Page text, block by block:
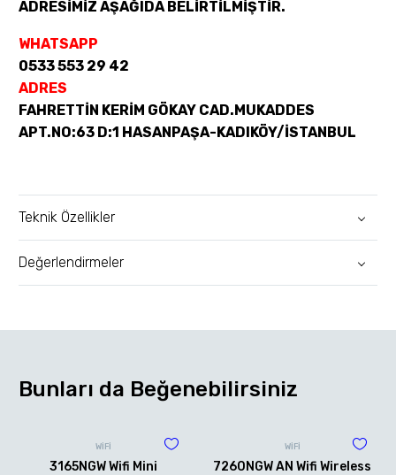
ADRESİMİZ AŞAĞIDA BELİRTİLMİŞTİR.
WHATSAPP
0533 553 29 42
ADRES
FAHRETTİN KERİM GÖKAY CAD.MUKADDES
APT.NO:63 D:1 HASANPAŞA-KADIKÖY/İSTANBUL
Teknik Özellikler
Değerlendirmeler
Bunları da Beğenebilirsiniz
WİFİ
3165NGW Wifi Mini
WİFİ
7260NGW AN Wifi Wireless